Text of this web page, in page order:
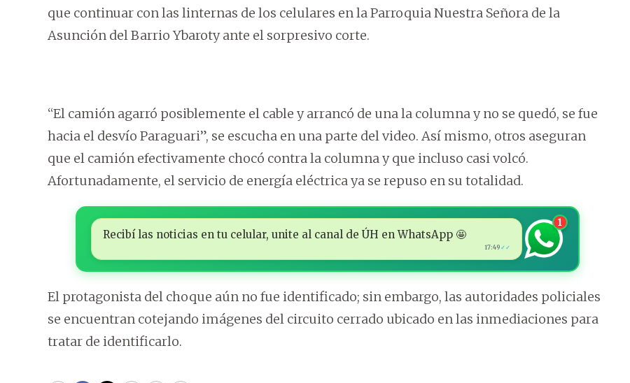
que continuar con las linternas de los celulares en la Parroquia Nuestra Señora de la
Asunción del Barrio Ybaroty ante el sorpresivo corte.
“El camión agarró posiblemente el cable y arrancó de una la columna y no se quedó, se fue
hacia el desvío Paraguari”, se escucha en una parte del video. Así mismo, otros aseguran
que el camión efectivamente chocó contra la columna y que incluso casi volcó.
Afortunadamente, el servicio de energía eléctrica ya se repuso en su totalidad.
Recibí las noticias en tu celular, unite al canal de ÚH en WhatsApp 🤩
17:49 ✓✓
1
El protagonista del choque aún no fue identificado; sin embargo, las autoridades policiales
se encuentran cotejando imágenes del circuito cerrado ubicado en las inmediaciones para
tratar de identificarlo.